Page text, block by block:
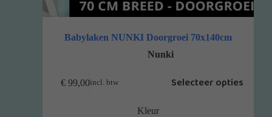
Babylaken NUNKI Doorgroei 70x140cm
Nunki
€99,00incl. btw Selecteer opties
Kleur